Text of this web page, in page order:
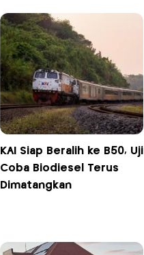
KAI Siap Beralih ke B50, Uji
Coba Biodiesel Terus
Dimatangkan